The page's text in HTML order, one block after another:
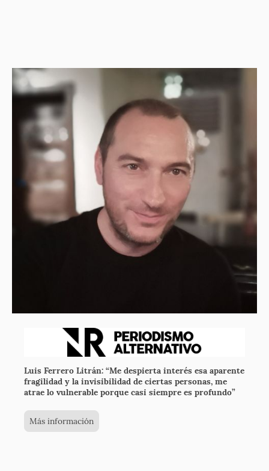
Luis Ferrero Litrán: “Me despierta interés esa aparente
fragilidad y la invisibilidad de ciertas personas, me
atrae lo vulnerable porque casi siempre es profundo”
Más información